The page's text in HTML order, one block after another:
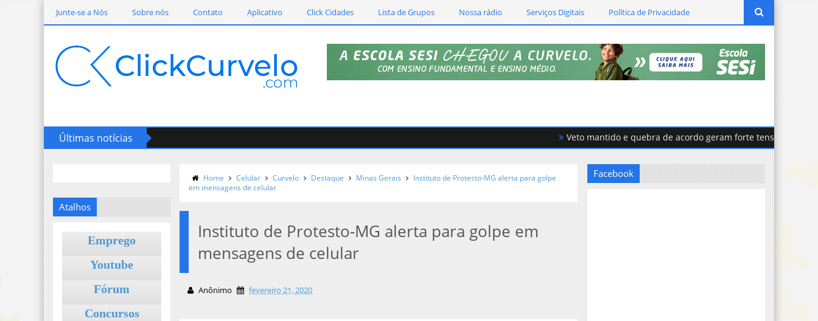
Junte-se a Nós Sobre nós Contato Aplicativo Click Cidades Lista de Grupos Nossa rádio Serviços Digitais Política de Privacidade
Últimas notícias Veto mantido e quebra de acordo geram forte tensão na Câmara
Atalhos
Emprego
Youtube
Fórum
Concursos
Home Celular Curvelo Destaque Minas Gerais
Instituto de Protesto-MG alerta para golpe
em mensagens de celular
Instituto de Protesto-MG alerta para golpe em
mensagens de celular
Anônimo fevereiro 21, 2020
Facebook